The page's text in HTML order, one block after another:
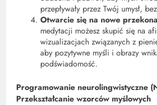
przepływały przez Twój umysł,
Otwarcie się na nowe
medytacji możesz skupić się na
wizualizacjach związanych z
aby pozytywne myśli i obrazy
podświadomość.
Programowanie neurolingwistyczne
Przekształcanie wzorców myślowych